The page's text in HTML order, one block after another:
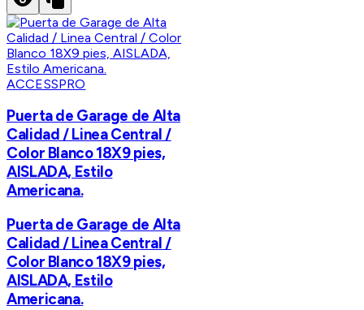
ACCESSPRO
Puerta de Garage de Alta
Calidad / Linea Central /
Color Blanco 18X9 pies,
AISLADA, Estilo
Americana.
Puerta de Garage de Alta
Calidad / Linea Central /
Color Blanco 18X9 pies,
AISLADA, Estilo
Americana.